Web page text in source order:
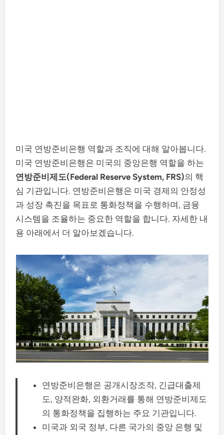
미국 연방준비은행 역할과 조직에 대해 알아봅니다.
미국 연방준비은행은 미국의 중앙은행 역할을 하는
연방준비제도(Federal Reserve System, FRS)의 핵
심 기관입니다. 연방준비은행은 미국 경제의 안정성
과 성장 촉진을 목표로 통화정책을 수행하며, 금융
시스템을 조율하는 중요한 역할을 합니다. 자세한 내
용 아래에서 더 알아보겠습니다.
연방준비은행은 공개시장조작, 긴급대출제
도, 양적완화, 외환거래를 통해 연방준비제도
의 통화정책을 집행하는 주요 기관입니다.
미국과 외국 정부, 다른 국가의 중앙 은행 및